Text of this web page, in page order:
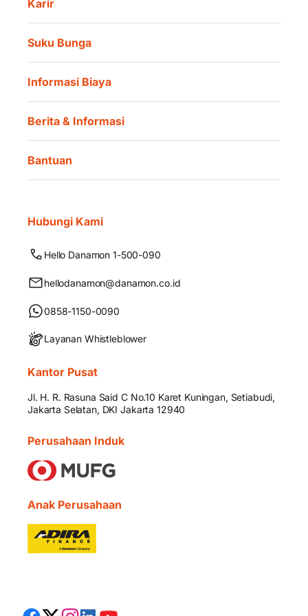
Karir
Suku Bunga
Informasi Biaya
Berita & Informasi
Bantuan
Hubungi Kami
Hello Danamon 1-500-090
hellodanamon@danamon.co.id
0858-1150-0090
Layanan Whistleblower
Kantor Pusat
Jl. H. R. Rasuna Said C No.10 Karet Kuningan, Setiabudi,
Jakarta Selatan, DKI Jakarta 12940
Perusahaan Induk
Anak Perusahaan